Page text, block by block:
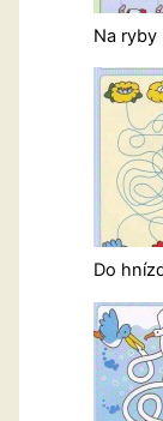
Na ryby
Do